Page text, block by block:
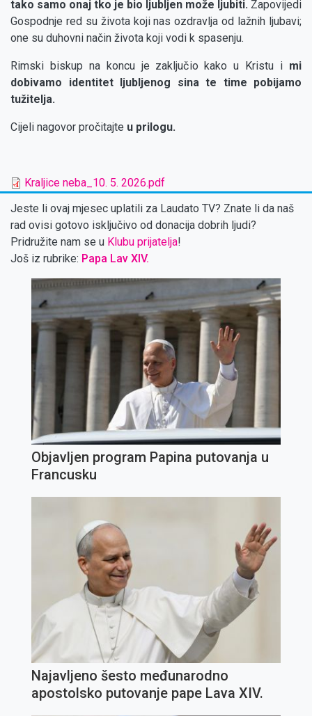
tako samo onaj tko je bio ljubljen može ljubiti. Zapovijedi
Gospodnje red su života koji nas ozdravlja od lažnih ljubavi;
one su duhovni način života koji vodi k spasenju.
Rimski biskup na koncu je zaključio kako u Kristu i mi
dobivamo identitet ljubljenog sina te time pobijamo
tužitelja.
Cijeli nagovor pročitajte u prilogu.
Kraljice neba_10. 5. 2026.pdf
Jeste li ovaj mjesec uplatili za Laudato TV? Znate li da naš
rad ovisi gotovo isključivo od donacija dobrih ljudi?
Pridružite nam se u Klubu prijatelja!
Još iz rubrike: Papa Lav XIV.
Objavljen program Papina putovanja u
Francusku
Najavljeno šesto međunarodno
apostolsko putovanje pape Lava XIV.